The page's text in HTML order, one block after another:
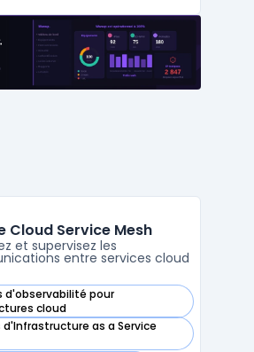
données issues de sources
leur traçabilité, leur
Cloud Service Mesh
et supervisez les
entre services cloud
d'observabilité pour
cloud
Service Mesh dans cette catégorie
as a Service
Cloud Service Mesh dans cette catégorie